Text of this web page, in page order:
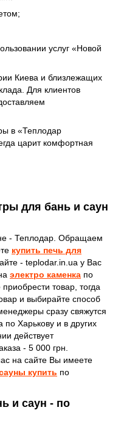
услуг «Новой
Киева и близлежащих
Для клиентов
в «Теплодар
царит комфортная
для бань и саун
- Теплодар. Обращаем
купить печь для
- teplodar.in.ua у Вас
электро каменка по
товар, тогда
и выбирайте способ
сразу свяжутся
по Харькову и в других
действует
- 5 000 грн.
на сайте Вы имеете
купить по
и саун - по